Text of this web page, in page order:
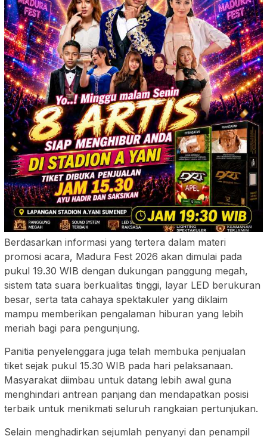
Berdasarkan informasi yang tertera dalam materi
promosi acara, Madura Fest 2026 akan dimulai pada
pukul 19.30 WIB dengan dukungan panggung megah,
sistem tata suara berkualitas tinggi, layar LED berukuran
besar, serta tata cahaya spektakuler yang diklaim
mampu memberikan pengalaman hiburan yang lebih
meriah bagi para pengunjung.
Panitia penyelenggara juga telah membuka penjualan
tiket sejak pukul 15.30 WIB pada hari pelaksanaan.
Masyarakat diimbau untuk datang lebih awal guna
menghindari antrean panjang dan mendapatkan posisi
terbaik untuk menikmati seluruh rangkaian pertunjukan.
Selain menghadirkan sejumlah penyanyi dan penampil